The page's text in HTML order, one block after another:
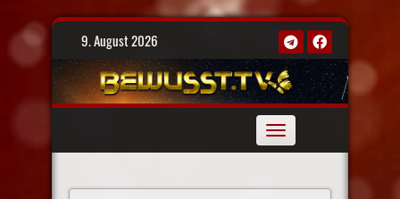
Skip
9. August 2026
Toggle
navigation